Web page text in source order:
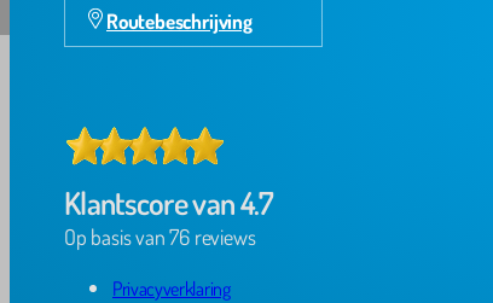
Routebeschrijving
Klantscore van 4.7
Op basis van 76 reviews
Privacyverklaring